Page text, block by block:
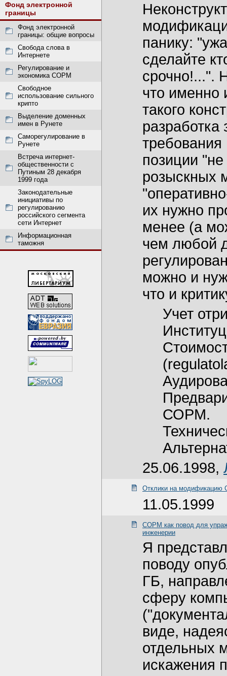
Фонд электронной
границы
Фонд электронной
границы: общие вопросы
Свобода слова в
Интернете
Регулирование и
экономика СОРМ
Свободное
использование сильного
крипто
Выделение доменных
имен в Рунете
Саморегулирование в
Рунете
Встреча интернет-
общественности с
Путиным 28 декабря
1999 года
Законодательные
инициативы по
регулированию
российского сегмента
сети Интернет
Информационная
таможня
панику:
сделайте
срочно!...".
что именно
такого
требования
позиции
розыскных
их нужно
менее (а
чем любой
можно и
что и
Учет
СОРМ.
25.06.1998,
Отклики на
11.05.1999
СОРМ как повод для
инженерии
Я
поводу
ГБ,
сферу
виде,
отдельных
искажения